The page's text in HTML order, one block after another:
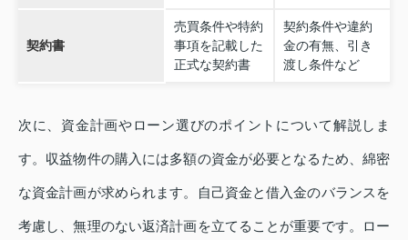
契約書
売買条件や特約
事項を記載した
正式な契約書
契約条件や違約
金の有無、引き
渡し条件など
次に、資金計画やローン選びのポイントについて解説しま
す。収益物件の購入には多額の資金が必要となるため、綿密
な資金計画が求められます。自己資金と借入金のバランスを
考慮し、無理のない返済計画を立てることが重要です。ロー